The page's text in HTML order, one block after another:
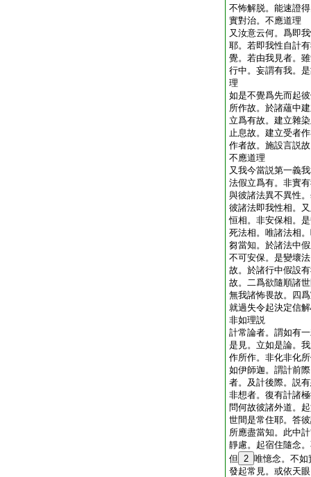
不怖解脱。能速證
實對治。不應道理
又汝意云何。爲即
耶。若即我性自計
覺。若由我見者。
行中。妄謂有我。
理
如是不覺爲先而起
所作故。於諸蘊中
立爲有故。建立雜
止息故。建立受者
作者故。施設言説
不應道理
又我今當説第一義
法假立爲有。非實
與彼諸法異不異性
彼諸法即我性相。
恒相。非安保相。
死法相。唯諸法相
芻當知。於諸法中
不可安保。是變壞
故。於諸行中假設
故。二爲欲隨順諸
無我諸怖畏故。四
就過失令起決定信
非如理説
計常論者。謂如有
是見。立如是論。
作所作。非化非化
如伊師迦。謂計前
者。及計後際。説
非想者。復有計諸
問何故彼諸外道。
世間是常住耶。答
所應盡當知。此中
靜慮。起宿住隨念
但 2 唯憶念。不如
發起常見。或依天